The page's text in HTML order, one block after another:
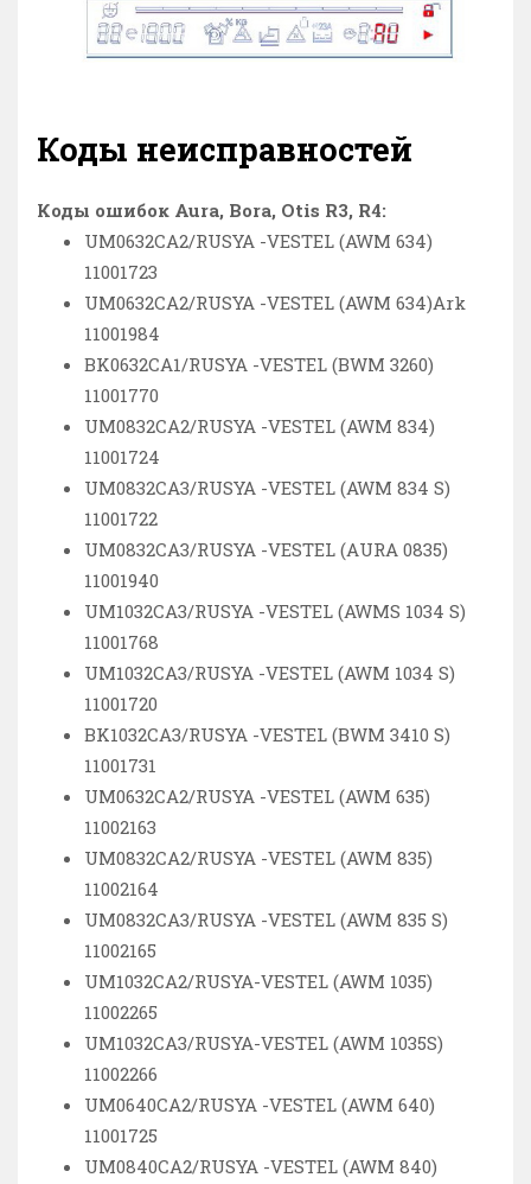
Коды неисправностей
Коды ошибок Aura, Bora, Otis R3, R4:
UM0632CA2/RUSYA -VESTEL (AWM 634)
11001723
UM0632CA2/RUSYA -VESTEL (AWM 634)Ark
11001984
BK0632CA1/RUSYA -VESTEL (BWM 3260)
11001770
UM0832CA2/RUSYA -VESTEL (AWM 834)
11001724
UM0832CA3/RUSYA -VESTEL (AWM 834 S)
11001722
UM0832CA3/RUSYA -VESTEL (AURA 0835)
11001940
UM1032CA3/RUSYA -VESTEL (AWMS 1034 S)
11001768
UM1032CA3/RUSYA -VESTEL (AWM 1034 S)
11001720
BK1032CA3/RUSYA -VESTEL (BWM 3410 S)
11001731
UM0632CA2/RUSYA -VESTEL (AWM 635)
11002163
UM0832CA2/RUSYA -VESTEL (AWM 835)
11002164
UM0832CA3/RUSYA -VESTEL (AWM 835 S)
11002165
UM1032CA2/RUSYA-VESTEL (AWM 1035)
11002265
UM1032CA3/RUSYA-VESTEL (AWM 1035S)
11002266
UM0640CA2/RUSYA -VESTEL (AWM 640)
11001725
UM0840CA2/RUSYA -VESTEL (AWM 840)